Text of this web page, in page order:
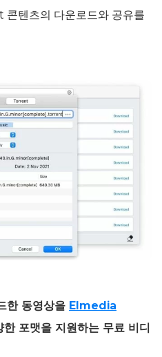
텐츠의 다운로드와 공유를
한 동영상을 Elmedia
포맷을 지원하는 무료 비디